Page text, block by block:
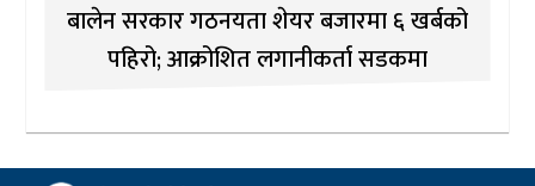
बालेन सरकार गठनयता शेयर बजारमा ६ खर्बको
पहिरो; आक्रोशित लगानीकर्ता सडकमा